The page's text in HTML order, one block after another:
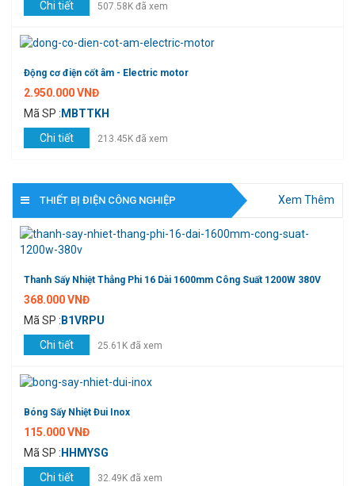
Chi tiết 507.58K đã xem
Động cơ điện cốt âm - Electric motor
2.950.000 VNĐ
Mã SP : MBTTKH
Chi tiết
213.45K đã xem
THIẾT BỊ ĐIỆN CÔNG NGHIỆP Xem Thêm
Thanh Sấy Nhiệt Thẳng Phi 16 Dài 1600mm Công Suất 1200W 380V
368.000 VNĐ
Mã SP : B1VRPU
Chi tiết
25.61K đã xem
Bóng Sấy Nhiệt Đui Inox
115.000 VNĐ
Mã SP : HHMYSG
Chi tiết
32.49K đã xem